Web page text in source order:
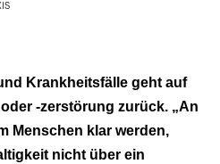
Krankheitsfälle geht auf
-zerstörung zurück. „An
Menschen klar werden,
nicht über ein